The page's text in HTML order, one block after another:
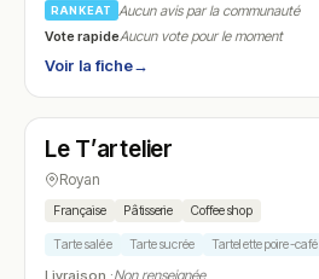
RANKEAT
Aucun avis par la communauté
Vote rapideAucun vote pour le moment
Voir la fiche→
N° 6
Le T’artelier
Royan
Française Pâtisserie Coffee shop
Tarte salée Tarte sucrée Tartelette poire-café
Livraison :Non renseignée